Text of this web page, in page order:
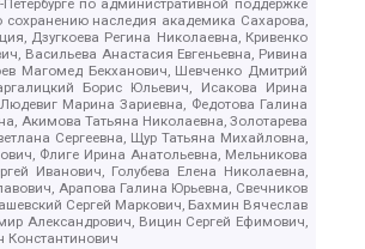
по административной поддержке
наследия академика Сахарова,
Дзугкоева Регина Николаевна, Кривенко
Васильева Анастасия Евгеньевна, Ривина
Магомед Бекханович, Шевченко Дмитрий
Борис Юльевич, Исакова Ирина
Марина Зариевна, Федотова Галина
Акимова Татьяна Николаевна, Золотарева
Сергеевна, Щур Татьяна Михайловна,
Флиге Ирина Анатольевна, Мельникова
Иванович, Голубева Елена Николаевна,
Арапова Галина Юрьевна, Свечников
Сергей Маркович, Бахмин Вячеслав
Александрович, Вицин Сергей Ефимович,
Константинович